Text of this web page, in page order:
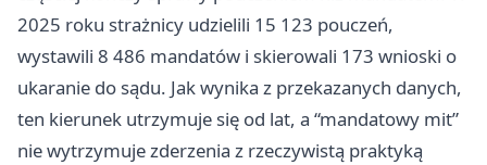
2025 roku strażnicy udzielili 15 123 pouczeń,
wystawili 8 486 mandatów i skierowali 173 wnioski o
ukaranie do sądu. Jak wynika z przekazanych danych,
ten kierunek utrzymuje się od lat, a “mandatowy mit”
nie wytrzymuje zderzenia z rzeczywistą praktyką